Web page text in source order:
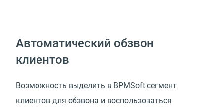
Автоматический обзвон
клиентов
Возможность выделить в BPMSoft сегмент
клиентов для обзвона и воспользоваться